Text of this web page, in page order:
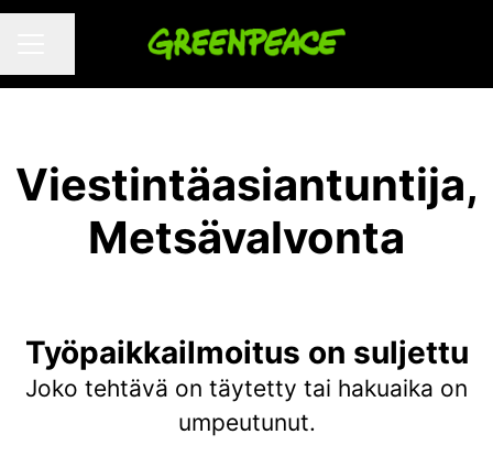
Viestintäasiantuntija,
Metsävalvonta
Työpaikkailmoitus on suljettu
Joko tehtävä on täytetty tai hakuaika on
umpeutunut.